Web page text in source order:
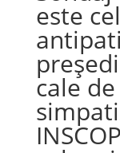
este
cale